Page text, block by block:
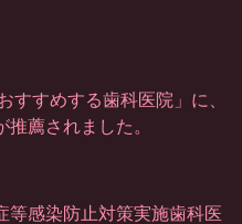
すすめする歯科医院」に、
薦されました。
等感染防止対策実施歯科医